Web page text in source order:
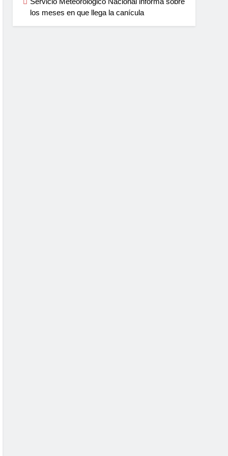
los meses en que llega la canícula